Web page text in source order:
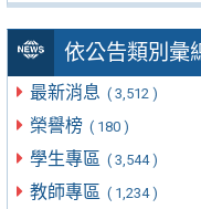
依公告類別彙
最新消息 ( 3,512 )
榮譽榜 ( 180 )
學生專區 ( 3,544 )
教師專區 ( 1,234 )